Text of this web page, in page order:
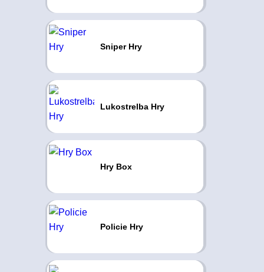
Sniper Hry
Lukostrelba Hry
Hry Box
Policie Hry